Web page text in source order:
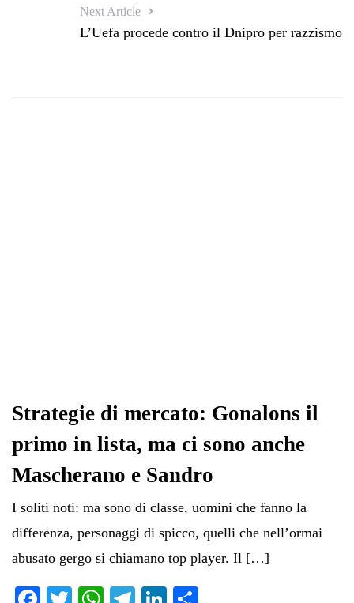
Next Article
L’Uefa procede contro il Dnipro per razzismo
Strategie di mercato: Gonalons il
primo in lista, ma ci sono anche
Mascherano e Sandro
I soliti noti: ma sono di classe, uomini che fanno la
differenza, personaggi di spicco, quelli che nell’ormai
abusato gergo si chiamano top player. Il […]